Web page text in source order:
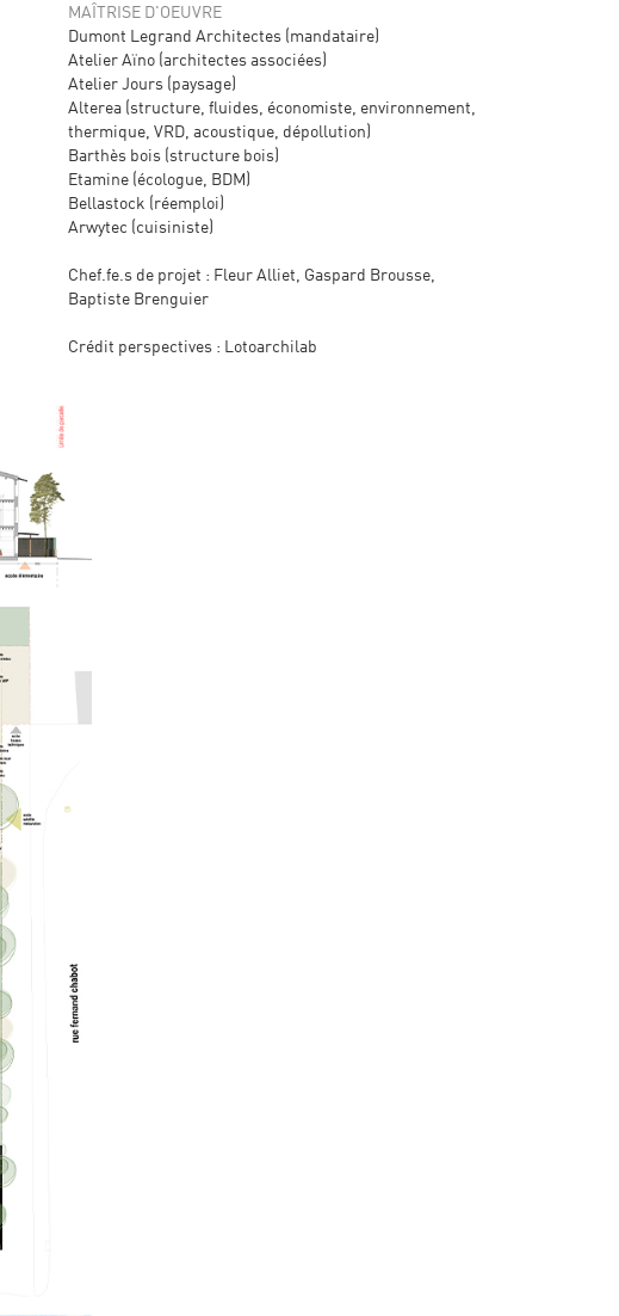
MAÎTRISE D'OEUVRE
Dumont Legrand Architectes (mandataire)
Atelier Aïno (architectes associées)
Atelier Jours (paysage)
Alterea (structure, fluides, économiste, environnement,
thermique, VRD, acoustique, dépollution)
Barthès bois (structure bois)
Etamine (écologue, BDM)
Bellastock (réemploi)
Arwytec (cuisiniste)
Chef.fe.s de projet : Fleur Alliet, Gaspard Brousse,
Baptiste Brenguier
Crédit perspectives : Lotoarchilab